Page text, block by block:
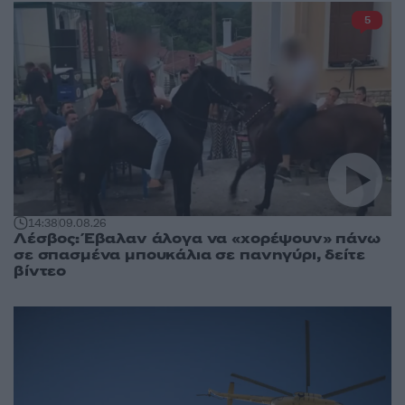
14:3809.08.26
Λέσβος: Έβαλαν άλογα να «χορέψουν» πάνω
σε σπασμένα μπουκάλια σε πανηγύρι, δείτε
βίντεο
5